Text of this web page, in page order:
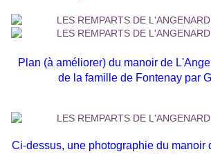
Plan (à améliorer) du manoir de
de la famille de Fontenay par
Ci-dessus, une photographie du manoir